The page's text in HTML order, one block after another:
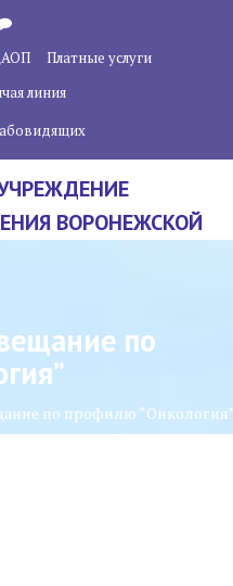
Платные услуги
линия
ВОРОНЕЖСКОЙ
по
по профилю